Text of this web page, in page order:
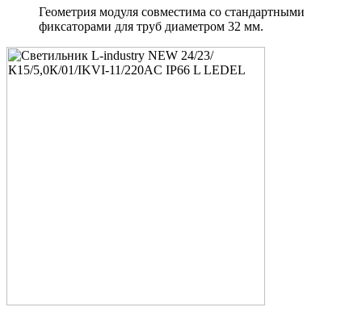
Геометрия модуля совместима со стандартными
фиксаторами для труб диаметром 32 мм.